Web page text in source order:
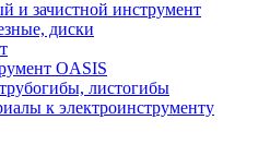
и зачистной инструмент
диски
OASIS
листогибы
к электроинструменту